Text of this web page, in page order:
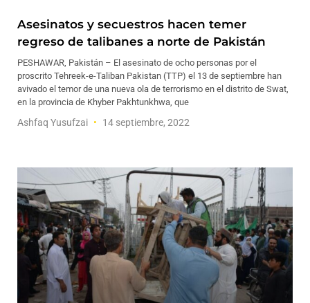
Asesinatos y secuestros hacen temer
regreso de talibanes a norte de Pakistán
PESHAWAR, Pakistán – El asesinato de ocho personas por el
proscrito Tehreek-e-Taliban Pakistan (TTP) el 13 de septiembre han
avivado el temor de una nueva ola de terrorismo en el distrito de Swat,
en la provincia de Khyber Pakhtunkhwa, que
Ashfaq Yusufzai 14 septiembre, 2022